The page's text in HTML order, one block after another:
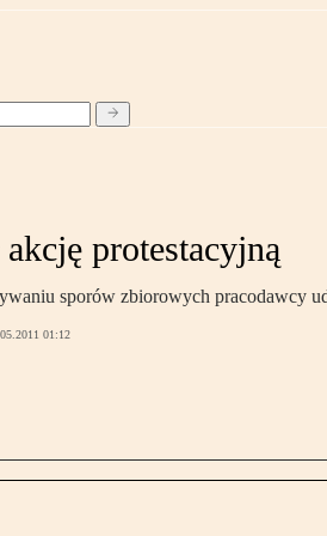
protestacyjną
sporów zbiorowych pracodawcy
01:12